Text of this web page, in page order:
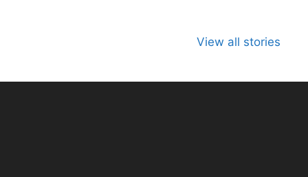
View all stories
युगाची सुरुवात
दिन